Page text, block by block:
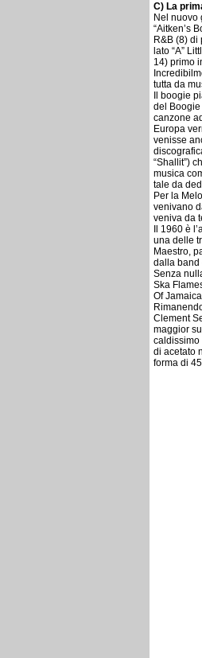
C) La
Nel nuovo
“Aitken’s
R&B (8)
lato “A”
14) primo
tutta da
Il boogie
del Boogie
canzone
Europa
venisse
“Shallit”)
musica
tale da
Per la
venivano
veniva da
Il 1960 è
una delle
Maestro,
dalla band
Senza
Ska
Of
Clement
maggior
caldissimo
di acetato
forma di